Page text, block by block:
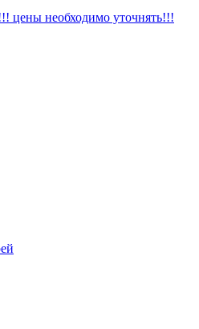
цены необходимо уточнять!!!